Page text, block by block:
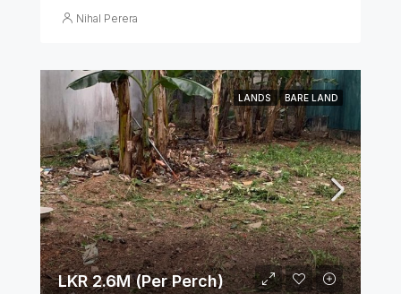
Nihal Perera
LANDS BARE LAND
LKR 2.6M (Per Perch)